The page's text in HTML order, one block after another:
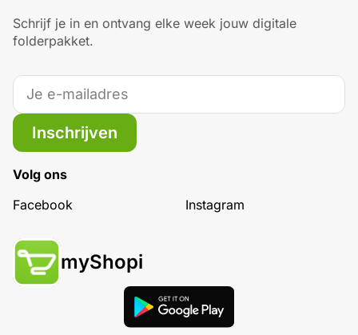
Schrijf je in en ontvang elke week jouw digitale
folderpakket.
Inschrijven
Volg ons
Facebook
Instagram
myShopi